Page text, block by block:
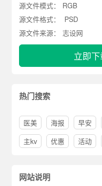
源文件模式：
RGB
源文件格式：
PSD
源文件来源：
志设网
立即
热门搜索
医美 海报 早安
主kv
优惠 活动
网站说明